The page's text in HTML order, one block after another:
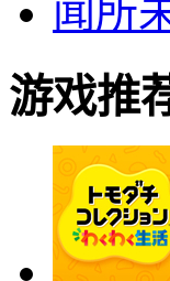
闻所
游戏推